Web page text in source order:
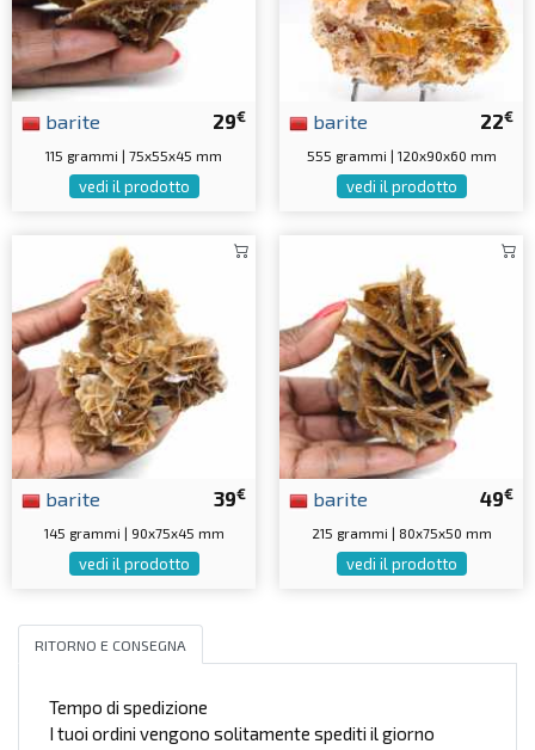
29€
barite
115 grammi | 75x55x45 mm
vedi il prodotto
22€
barite
555 grammi | 120x90x60 mm
vedi il prodotto
39€
barite
145 grammi | 90x75x45 mm
vedi il prodotto
49€
barite
215 grammi | 80x75x50 mm
vedi il prodotto
RITORNO E CONSEGNA
Tempo di spedizione
I tuoi ordini vengono solitamente spediti il giorno